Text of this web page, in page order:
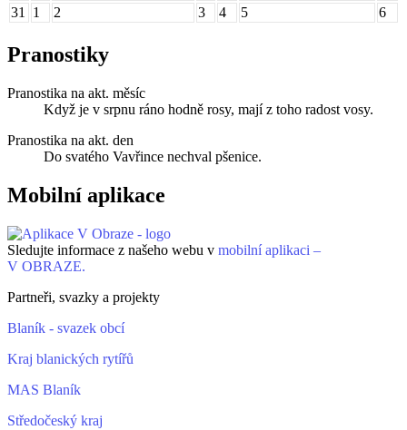
31 1 2 3 4 5 6
Pranostiky
Pranostika na akt. měsíc
Když je v srpnu ráno hodně rosy, mají z toho radost vosy.
Pranostika na akt. den
Do svatého Vavřince nechval pšenice.
Mobilní aplikace
Sledujte informace z našeho webu v mobilní aplikaci –
V OBRAZE.
Partneři, svazky a projekty
Blaník - svazek obcí
Kraj blanických rytířů
MAS Blaník
Středočeský kraj